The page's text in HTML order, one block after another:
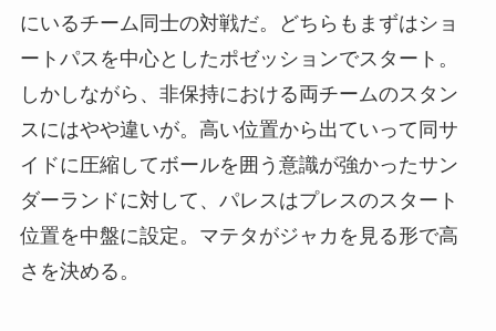
にいるチーム同士の対戦だ。どちらもまずはショ
ートパスを中心としたポゼッションでスタート。
しかしながら、非保持における両チームのスタン
スにはやや違いが。高い位置から出ていって同サ
イドに圧縮してボールを囲う意識が強かったサン
ダーランドに対して、パレスはプレスのスタート
位置を中盤に設定。マテタがジャカを見る形で高
さを決める。